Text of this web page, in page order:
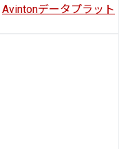
Avintonデータプラット